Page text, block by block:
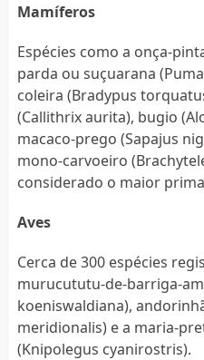
Mamíferos
Espécies como a onça-
parda ou suçuarana
coleira (Bradypus
(Callithrix aurita), bugio
macaco-prego (Sapajus
mono-carvoeiro
considerado o maior
Aves
Cerca de 300 espécies
murucututu-de-barriga-
koeniswaldiana),
meridionalis) e a maria-
(Knipolegus cyanirostris).